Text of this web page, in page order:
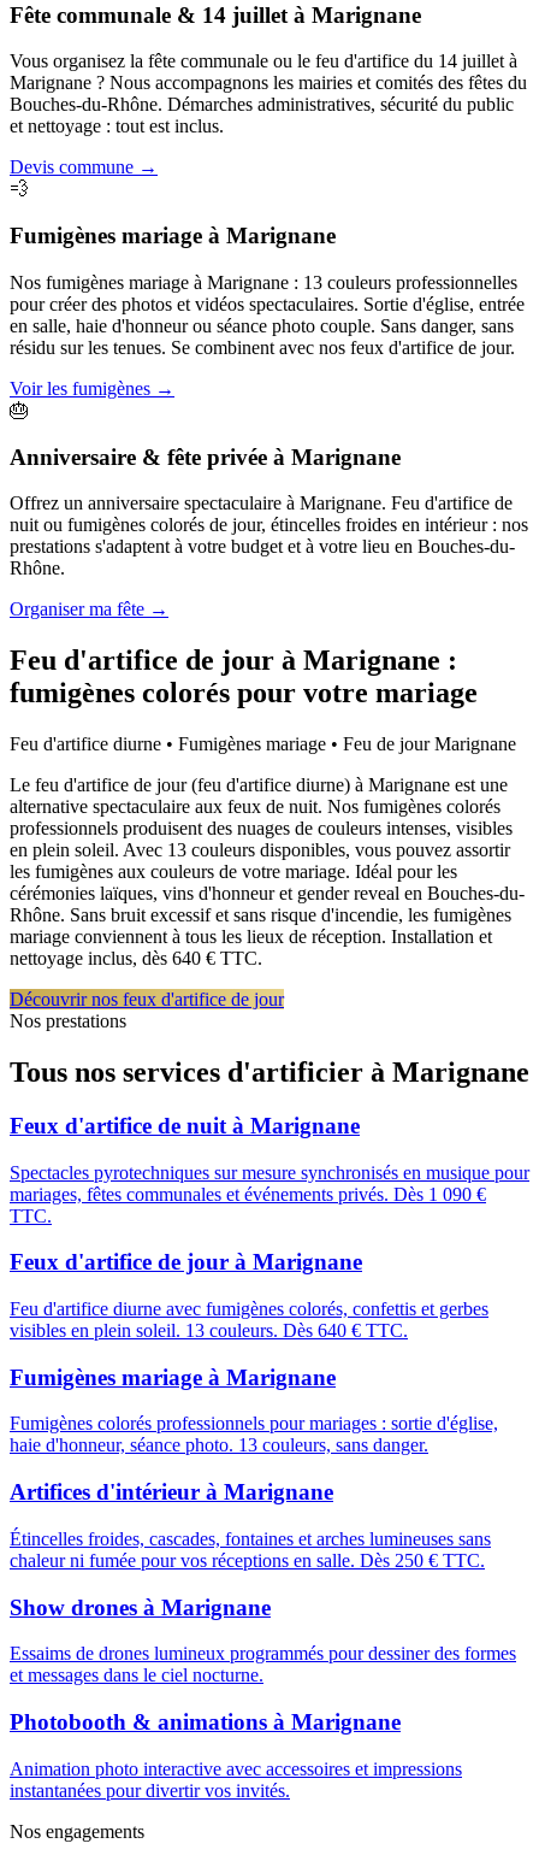
Fête communale & 14 juillet à Marignane
Vous organisez la fête communale ou le feu d'artifice du 14 juillet à
Marignane ? Nous accompagnons les mairies et comités des fêtes du
Bouches-du-Rhône. Démarches administratives, sécurité du public
et nettoyage : tout est inclus.
Devis commune →
💨
Fumigènes mariage à Marignane
Nos fumigènes mariage à Marignane : 13 couleurs professionnelles
pour créer des photos et vidéos spectaculaires. Sortie d'église, entrée
en salle, haie d'honneur ou séance photo couple. Sans danger, sans
résidu sur les tenues. Se combinent avec nos feux d'artifice de jour.
Voir les fumigènes →
🎂
Anniversaire & fête privée à Marignane
Offrez un anniversaire spectaculaire à Marignane. Feu d'artifice de
nuit ou fumigènes colorés de jour, étincelles froides en intérieur : nos
prestations s'adaptent à votre budget et à votre lieu en Bouches-du-
Rhône.
Organiser ma fête →
Feu d'artifice de jour à Marignane :
fumigènes colorés pour votre mariage
Feu d'artifice diurne • Fumigènes mariage • Feu de jourMarignane
Le feu d'artifice de jour (feu d'artifice diurne) à Marignane est une
alternative spectaculaire aux feux de nuit. Nos fumigènes colorés
professionnels produisent des nuages de couleurs intenses, visibles
en plein soleil. Avec 13 couleurs disponibles, vous pouvez assortir
les fumigènes aux couleurs de votre mariage. Idéal pour les
cérémonies laïques, vins d'honneur et gender reveal en Bouches-du-
Rhône. Sans bruit excessif et sans risque d'incendie, les fumigènes
mariage conviennent à tous les lieux de réception. Installation et
nettoyage inclus, dès 640 € TTC.
Découvrir nos feux d'artifice de jour
Nos prestations
Tous nos services d'artificier à Marignane
Feux d'artifice de nuit à Marignane
Spectacles pyrotechniques sur mesure synchronisés en musique pour
mariages, fêtes communales et événements privés. Dès 1 090 €
TTC.
Feux d'artifice de jour à Marignane
Feu d'artifice diurne avec fumigènes colorés, confettis et gerbes
visibles en plein soleil. 13 couleurs. Dès 640 € TTC.
Fumigènes mariage à Marignane
Fumigènes colorés professionnels pour mariages : sortie d'église,
haie d'honneur, séance photo. 13 couleurs, sans danger.
Artifices d'intérieur à Marignane
Étincelles froides, cascades, fontaines et arches lumineuses sans
chaleur ni fumée pour vos réceptions en salle. Dès 250 € TTC.
Show drones à Marignane
Essaims de drones lumineux programmés pour dessiner des formes
et messages dans le ciel nocturne.
Photobooth & animations à Marignane
Animation photo interactive avec accessoires et impressions
instantanées pour divertir vos invités.
Nos engagements